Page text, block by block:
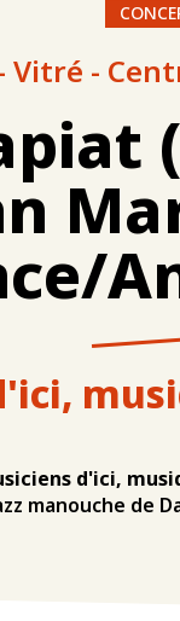
Vitré -
d'ici,
manouche de